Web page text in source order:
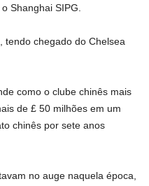
Shanghai SIPG.
tendo chegado do Chelsea
como o clube chinês mais
de £ 50 milhões em um
chinês por sete anos
no auge naquela época,